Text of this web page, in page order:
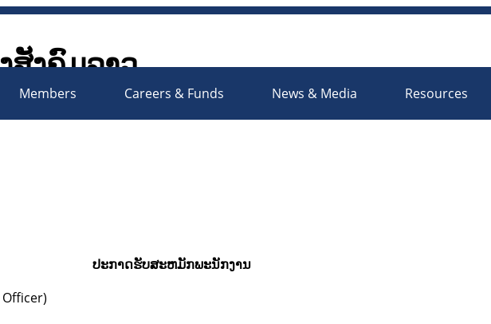
ສັງຄົມລາວ
Organizations Platform
Members Careers & Funds News & Media Resources
ປະກາດຮັບສະຫມັກພະນັກງານ